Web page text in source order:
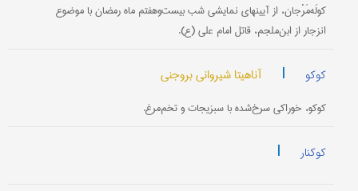
کولَه‌مَرْجان، از آیینهای نمایشی شب بیست‌وهفتم ماه رمضان با موضوع
انزجار از ابن‌ملجم، قاتل امام علی (ع).
کوکو | آناهیتا شیروانی بروجنی
کوکو، خوراکی سرخ‌شده با سبزیجات و تخم‌مرغ.
کوکنار |